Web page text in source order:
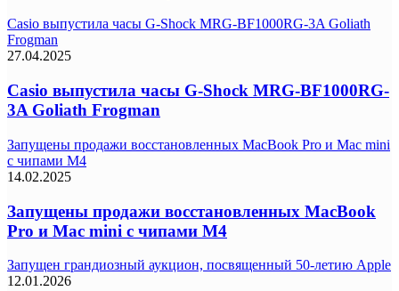
Casio выпустила часы G-Shock MRG-BF1000RG-3A Goliath
Frogman
27.04.2025
Casio выпустила часы G-Shock MRG-BF1000RG-
3A Goliath Frogman
Запущены продажи восстановленных MacBook Pro и Mac mini
с чипами M4
14.02.2025
Запущены продажи восстановленных MacBook
Pro и Mac mini с чипами M4
Запущен грандиозный аукцион, посвященный 50-летию Apple
12.01.2026